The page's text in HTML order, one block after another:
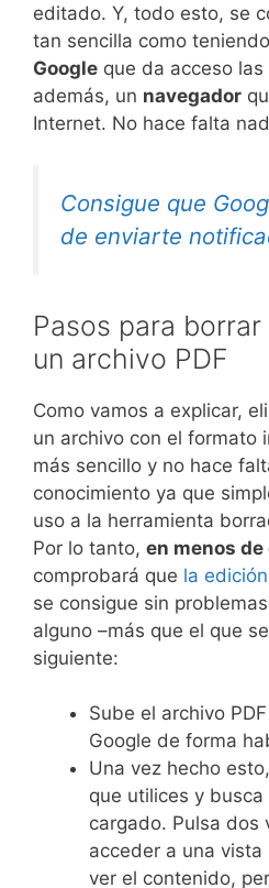
editado. Y, todo esto, se
tan sencilla como
Google que da acceso las
además, un navegador
Internet. No hace falta
Consigue que
de enviarte
Pasos para
un archivo PDF
Como vamos a explicar,
un archivo con el formato
más sencillo y no hace
conocimiento ya que
uso a la herramienta
Por lo tanto, en menos
comprobará que la
se consigue sin
alguno –más que el que
siguiente:
Sube el archivo
Google de forma
Una vez hecho
que utilices y
cargado. Pulsa dos
acceder a una
ver el contenido,